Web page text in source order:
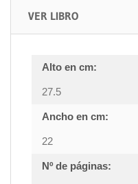
VER LIBRO
Alto en cm:
27.5
Ancho en cm:
22
Nº de páginas: